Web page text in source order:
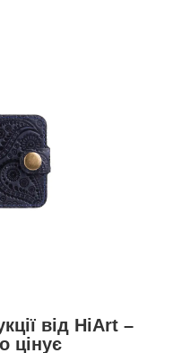
від HiArt –
цінує